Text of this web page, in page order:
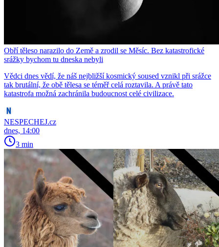
Obří těleso narazilo do Země a zrodil se Měsíc. Bez katastrofické
srážky bychom tu dneska nebyli
Vědci dnes vědí, že náš nejbližší kosmický soused vznikl při srážce
tak brutální, že obě tělesa se téměř celá roztavila. A právě tato
katastrofa možná zachránila budoucnost celé civilizace.
NESPECHEJ.cz
dnes, 14:00
3 min